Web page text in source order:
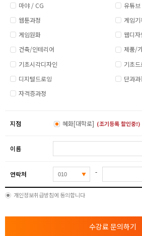
마야 / CG
유튜브
웹툰과정
게임기
게임원화
웹디
건축/인테리어
제품/
기초시각디자인
기초드
디지털드로잉
단과과
자격증과정
지점 혜화[대학로] (조기등록 할인중!)
이름
연락처 -
개인정보취급방침에 동의합니다
수강료 문의하기